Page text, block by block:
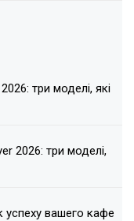
три моделі, які
2026: три моделі,
вашего кафе